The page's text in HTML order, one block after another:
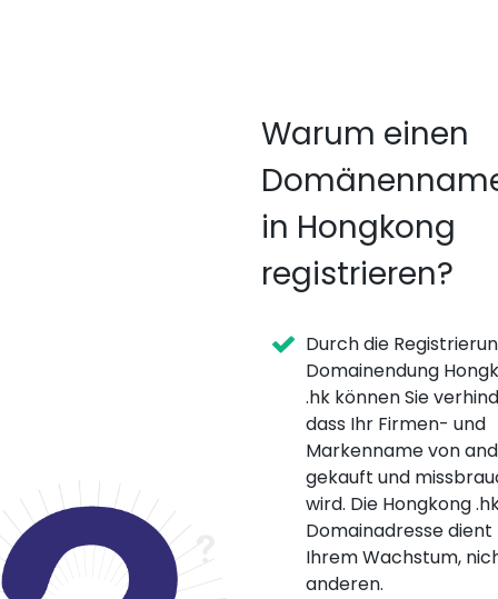
Warum einen
in Hongkong
registrieren?
Durch die
Domainendung
.hk können Sie
dass Ihr Firmen- und
Markenname von
gekauft und
wird. Die Hongkong
Domainadresse dient
Ihrem Wachstum,
anderen.